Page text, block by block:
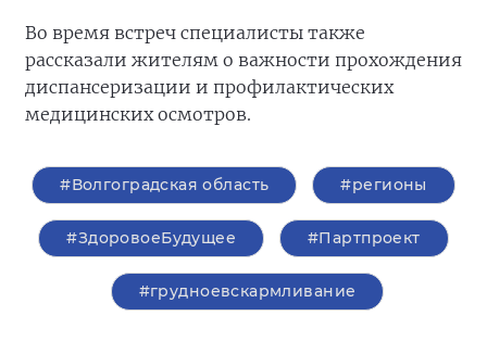
Во время встреч специалисты также
рассказали жителям о важности прохождения
диспансеризации и профилактических
медицинских осмотров.
#Волгоградская область #регионы
#ЗдоровоеБудущее #Партпроект
#грудноевскармливание